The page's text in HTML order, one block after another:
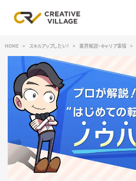
ログイン
RECRUIT
クリエイター求人を探す
CREATIVE JOB求人検索
特集求人
HOME スキルアップしたい！ 業界解説・キャリア事情